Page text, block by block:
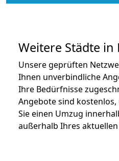
Weitere Städte in
Unsere geprüften
Ihnen unverbindliche
Ihre Bedürfnisse
Angebote sind
Sie einen Umzug
außerhalb Ihres